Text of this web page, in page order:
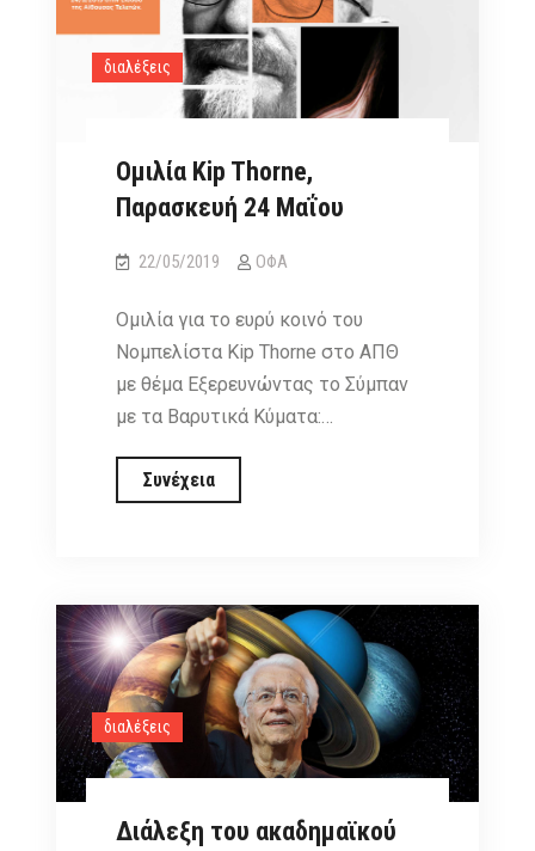
Ιανουαρίου
διαλέξεις
Ομιλία Kip Thorne,
Παρασκευή 24 Μαΐου
22/05/2019 ΟΦΑ
Oμιλία για το ευρύ κοινό του
Νομπελίστα Kip Thorne στο ΑΠΘ
με θέμα Εξερευνώντας το Σύμπαν
με τα Βαρυτικά Κύματα:…
ΣυνέχειαΟμιλία
Kip
24
Μαΐου
διαλέξεις
Διάλεξη του ακαδημαϊκού